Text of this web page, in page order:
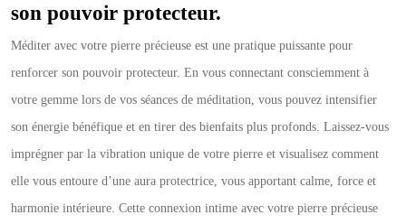
son pouvoir protecteur.
Méditer avec votre pierre précieuse est une pratique puissante pour
renforcer son pouvoir protecteur. En vous connectant consciemment à
votre gemme lors de vos séances de méditation, vous pouvez intensifier
son énergie bénéfique et en tirer des bienfaits plus profonds. Laissez-vous
imprégner par la vibration unique de votre pierre et visualisez comment
elle vous entoure d’une aura protectrice, vous apportant calme, force et
harmonie intérieure. Cette connexion intime avec votre pierre précieuse